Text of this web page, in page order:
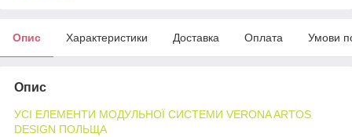
Опис Характеристики Доставка Оплата Умови
Опис
УСІ ЕЛЕМЕНТИ МОДУЛЬНОЇ СИСТЕМИ VERONA ARTOS
DESIGN ПОЛЬЩА